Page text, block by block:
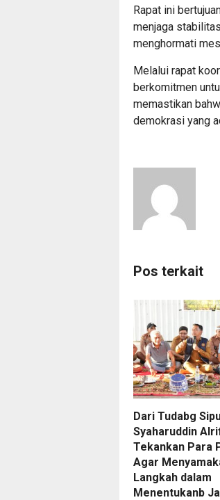
Rapat ini
menjaga
menghormati
Melalui rapat
berkomitmen
memastikan
demokrasi yang
Pos terkait
Dari Tudabg
Syaharuddin
Tekankan Para
Agar
Langkah dalam
Menentukanb